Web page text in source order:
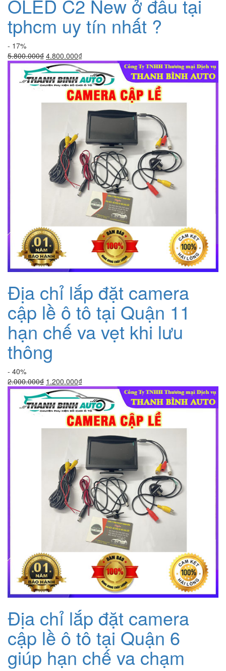
OLED C2 New ở đâu tại
tphcm uy tín nhất ?
- 17%
5.800.000₫ Giá
gốc
là:
5.800.000₫.
4.800.000₫Giá
hiện
tại
là:
4.800.000₫.
Địa chỉ lắp đặt camera
cập lề ô tô tại Quận 11
hạn chế va vẹt khi lưu
thông
- 40%
2.000.000₫ Giá
gốc
là:
2.000.000₫.
1.200.000₫Giá
hiện
tại
là:
1.200.000₫.
Địa chỉ lắp đặt camera
cập lề ô tô tại Quận 6
giúp hạn chế va chạm